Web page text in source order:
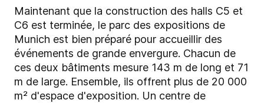
Maintenant que la construction des halls C5 et
C6 est terminée, le parc des expositions de
Munich est bien préparé pour accueillir des
événements de grande envergure. Chacun de
ces deux bâtiments mesure 143 m de long et 71
m de large. Ensemble, ils offrent plus de 20 000
m² d'espace d'exposition. Un centre de